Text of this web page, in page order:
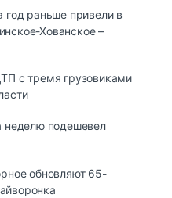
год раньше привели в
Хованское –
с тремя грузовиками
неделю подешевел
обновляют 65-